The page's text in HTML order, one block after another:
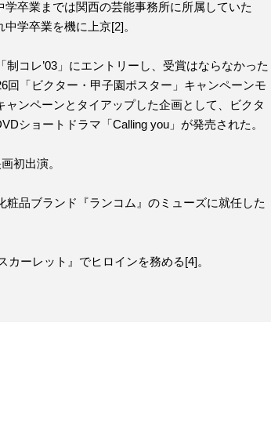
卒業までは関西の芸能事務所に所属していた
学卒業を機に上京[2]。
コレ’03」にエントリーし、受賞はならなかった
回「ビクター・甲子園ポスター」キャンペーンモ
ンペーンとタイアップした企画として、ビクタ
ショートドラマ「Calling you」が発売された。
初出演。
粧品ブランド『ランコム』のミューズに就任した
ーレット』でヒロインを務める[4]。